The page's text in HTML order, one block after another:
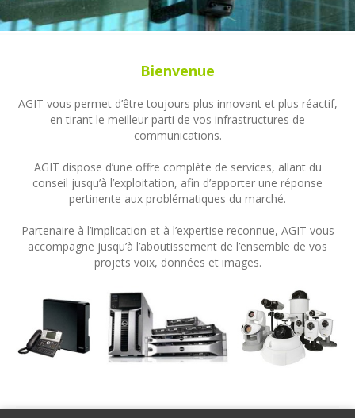
Bienvenue
AGIT vous permet d’être toujours plus innovant et plus réactif,
en tirant le meilleur parti de vos infrastructures de
communications.
AGIT dispose d’une offre complète de services, allant du
conseil jusqu’à l’exploitation, afin d’apporter une réponse
pertinente aux problématiques du marché.
Partenaire à l’implication et à l’expertise reconnue, AGIT vous
accompagne jusqu’à l’aboutissement de l’ensemble de vos
projets voix, données et images.